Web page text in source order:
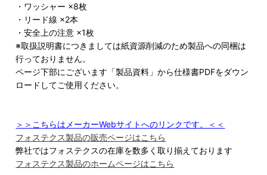
・ワッシャー ×8枚
・リード線 ×2本
・安全上の注意 ×1枚
※取扱説明書につきましては紙資源削減のため製品への同梱は
行っておりません。
ページ下部にございます「製品資料」から仕様書PDFをダウン
ロードしてご使用ください。
＞＞こちらはメーカーWebサイトへのリンクです。＜＜
フォステクス製品の販売ページはこちら
弊社ではフォステクスの在庫を数多く取り揃えております
フォステクス製品のホームページはこちら